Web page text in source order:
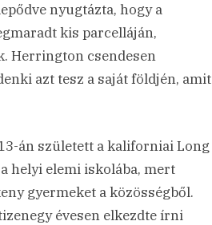
nyugtázta, hogy a
kis parcelláján,
Herrington csendesen
azt tesz a saját földjén, amit
án született a kaliforniai Long
helyi elemi iskolába, mert
gyermeket a közösségből.
évesen elkezdte írni